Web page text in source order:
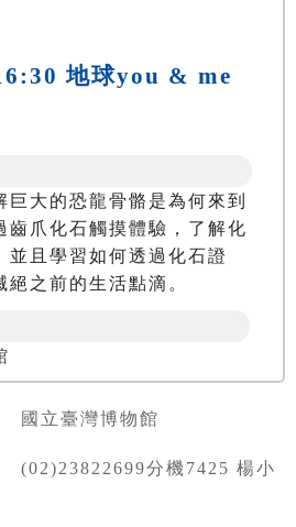
地球you & me
巨大的恐龍骨骼是為何來到
齒爪化石觸摸體驗，了解化
並且學習如何透過化石證
之前的生活點滴。
國立臺灣博物館
(02)23822699分機7425 楊小